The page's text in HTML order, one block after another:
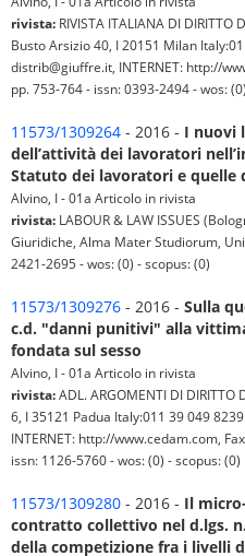
rivista: RIVISTA ITALIANA DI DIRITTO
Busto Arsizio 40, I 20151 Milan
distrib@giuffre.it, INTERNET: http://
pp. 753-764 - issn: 0393-2494 - wos:
11573/1309264 - 2016 - I nuovi
dell’attività dei lavoratori
Statuto dei lavoratori e quelle
Alvino, I - 01a Articolo in rivista
rivista: LABOUR & LAW ISSUES
Giuridiche, Alma Mater Studiorum,
2421-2695 - wos: (0) - scopus: (0)
11573/1309276 - 2016 - Sulla
c.d. "danni punitivi" alla
fondata sul sesso
Alvino, I - 01a Articolo in rivista
rivista:ADL. ARGOMENTI DI DIRITTO
6, I 35121 Padua Italy:011 39 049
INTERNET: http://www.cedam.com,
issn: 1126-5760 - wos: (0) - scopus: (0)
11573/1309280 - 2016 - Il
contratto collettivo nel d.lgs.
della competizione fra i livelli